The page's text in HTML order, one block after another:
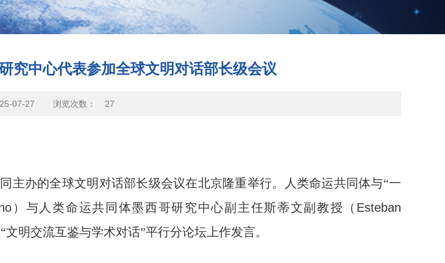
究中心代表参加全球文明对话部长级会议
07-27 浏览次数： 27
主办的全球文明对话部长级会议在北京隆重举行。人类命运共同体与“一
）与人类命运共同体墨西哥研究中心副主任斯蒂文副教授（ Esteban
明交流互鉴与学术对话”平行分论坛上作发言。